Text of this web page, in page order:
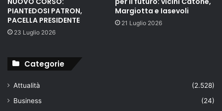
PIANTEDOSI PATRON,
PACELLA PRESIDENTE
23 Luglio 2026
Margiotta e Iasevoli
21 Luglio 2026
Categorie
Attualità
(2.528)
Business
(24)